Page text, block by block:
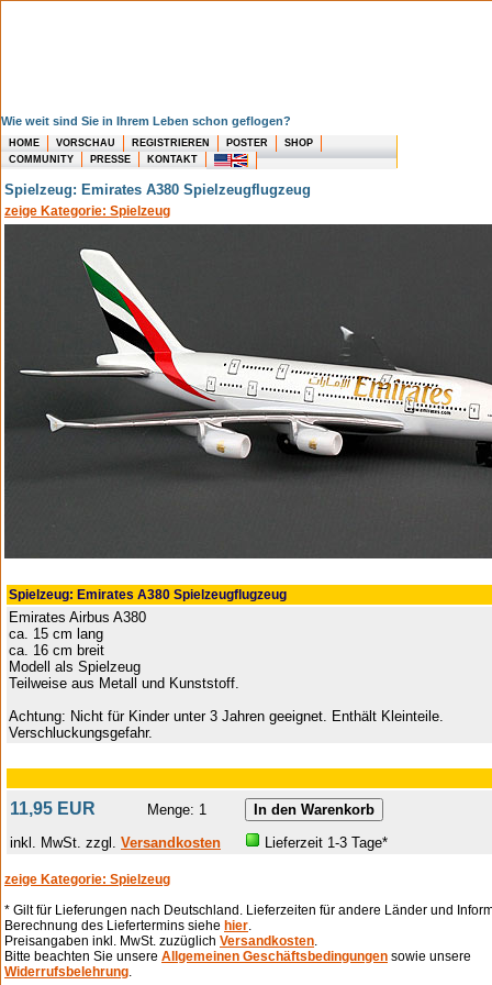
Wie weit sind Sie in Ihrem Leben schon geflogen?
HOME VORSCHAU REGISTRIEREN POSTER
SHOP
COMMUNITY
PRESSE KONTAKT
Spielzeug: Emirates A380 Spielzeugflugzeug
zeige Kategorie: Spielzeug
Spielzeug: Emirates A380 Spielzeugflugzeug
Emirates Airbus A380
ca. 15 cm lang
ca. 16 cm breit
Modell als Spielzeug
Teilweise aus Metall und Kunststoff.
Achtung: Nicht für Kinder unter 3 Jahren geeignet. Enthält Kleinteile.
Verschluckungsgefahr.
11,95 EUR
Menge: 1
inkl. MwSt. zzgl. Versandkosten Lieferzeit 1-3 Tage*
zeige Kategorie: Spielzeug
* Gilt für Lieferungen nach Deutschland. Lieferzeiten für andere Länder und
Berechnung des Liefertermins siehe hier.
Preisangaben inkl. MwSt. zuzüglich Versandkosten.
Bitte beachten Sie unsere Allgemeinen Geschäftsbedingungen sowie unsere
Widerrufsbelehrung.